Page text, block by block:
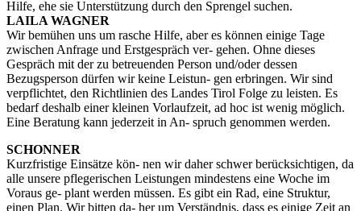
Hilfe, ehe sie Unterstützung durch den Sprengel suchen.
LAILA WAGNER
Wir bemühen uns um rasche Hilfe, aber es können einige Tage
zwischen Anfrage und Erstgespräch ver- gehen. Ohne dieses
Gespräch mit der zu betreuenden Person und/oder dessen
Bezugsperson dürfen wir keine Leistun- gen erbringen. Wir sind
verpflichtet, den Richtlinien des Landes Tirol Folge zu leisten. Es
bedarf deshalb einer kleinen Vorlaufzeit, ad hoc ist wenig möglich.
Eine Beratung kann jederzeit in An- spruch genommen werden.
SCHONNER
Kurzfristige Einsätze kön- nen wir daher schwer berücksichtigen, da
alle unsere pflegerischen Leistungen mindestens eine Woche im
Voraus ge- plant werden müssen. Es gibt ein Rad, eine Struktur,
einen Plan. Wir bitten da- her um Verständnis, dass es einige Zeit an